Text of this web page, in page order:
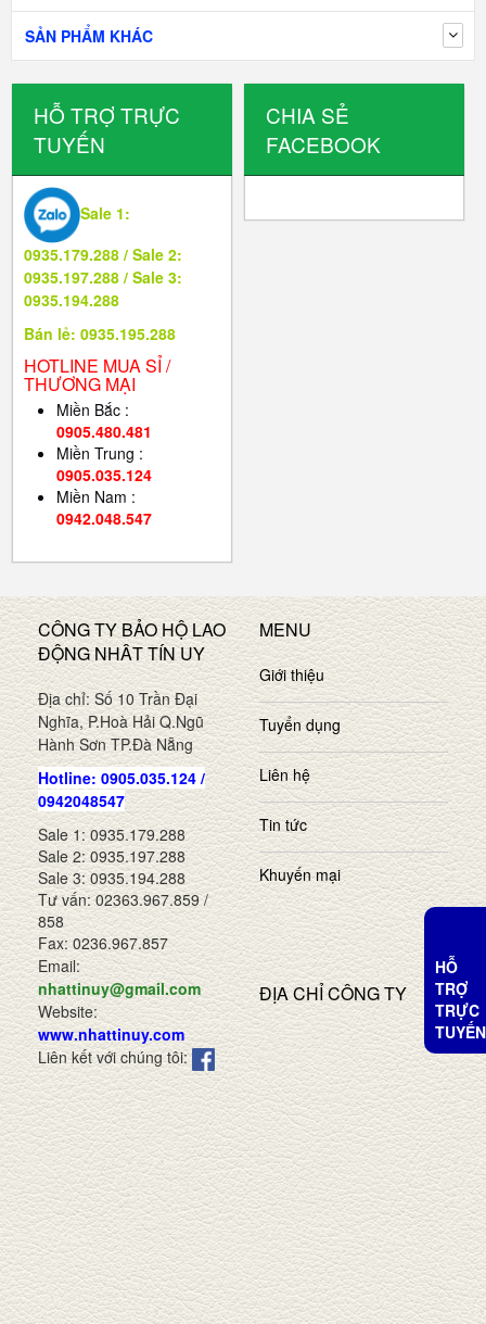
SẢN PHẨM KHÁC
HỖ TRỢ TRỰC
TUYẾN
Sale 1:
0935.179.288 / Sale 2:
0935.197.288 / Sale 3:
0935.194.288
Bán lẻ: 0935.195.288
HOTLINE MUA SỈ /
THƯƠNG MẠI
Miền Bắc :
0905.480.481
Miền Trung :
0905.035.124
Miền Nam :
0942.048.547
CHIA SẺ
FACEBOOK
CÔNG TY BẢO HỘ LAO
ĐỘNG NHÂT TÍN UY
Địa chỉ: Số 10 Trần Đại
Nghĩa, P.Hoà Hải Q.Ngũ
Hành Sơn TP.Đà Nẵng
Hotline: 0905.035.124 /
0942048547
Sale 1: 0935.179.288
Sale 2: 0935.197.288
Sale 3: 0935.194.288
Tư vấn: 02363.967.859 /
858
Fax: 0236.967.857
Email:
nhattinuy@gmail.com
Website:
www.nhattinuy.com
Liên kết với chúng tôi:
MENU
Giới thiệu
Tuyển dụng
Liên hệ
Tin tức
Khuyến mại
ĐỊA CHỈ CÔNG TY
HỖ
TRỢ
TRỰC
TUYẾN